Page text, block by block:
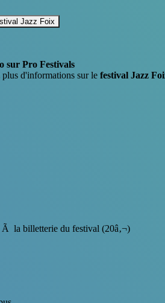
Jazz Foix
sur Pro Festivals
plus d'informations sur le festival Jazz
la billetterie du festival (20â‚¬)